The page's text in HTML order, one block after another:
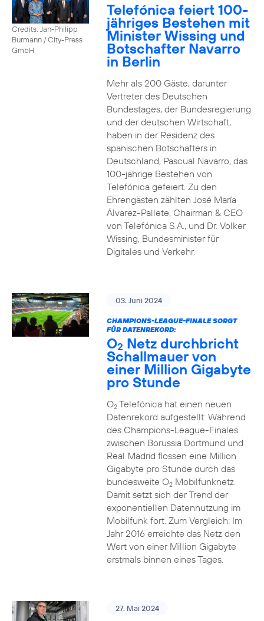
Credits: Jan-Philipp
Burmann / City-Press
GmbH
Telefónica feiert 100-
jähriges Bestehen mit
Minister Wissing und
Botschafter Navarro
in Berlin
Mehr als 200 Gäste, darunter
Vertreter des Deutschen
Bundestages, der Bundesregierung
und der deutschen Wirtschaft,
haben in der Residenz des
spanischen Botschafters in
Deutschland, Pascual Navarro, das
100-jährige Bestehen von
Telefónica gefeiert. Zu den
Ehrengästen zählten José María
Álvarez-Pallete, Chairman & CEO
von Telefónica S.A., und Dr. Volker
Wissing, Bundesminister für
Digitales und Verkehr.
03. Juni 2024
CHAMPIONS-LEAGUE-FINALE SORGT
FÜR DATENREKORD:
O2 Netz durchbricht
Schallmauer von
einer Million Gigabyte
pro Stunde
O2Telefónica hat einen neuen
Datenrekord aufgestellt: Während
des Champions-League-Finales
zwischen Borussia Dortmund und
Real Madrid flossen eine Million
Gigabyte pro Stunde durch das
bundesweite O2Mobilfunknetz.
Damit setzt sich der Trend der
exponentiellen Datennutzung im
Mobilfunk fort. Zum Vergleich: Im
Jahr 2016 erreichte das Netz den
Wert von einer Million Gigabyte
erstmals binnen eines Tages.
27. Mai 2024